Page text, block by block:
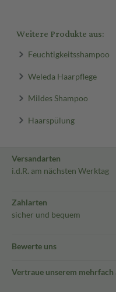
Weitere Produkte aus:
Feuchtigkeitsshampoo
Weleda Haarpflege
Mildes Shampoo
Haarspülung
Versandarten
i.d.R. am nächsten Werktag
Zahlarten
sicher und bequem
Bewerte uns
Vertraue unserem mehrfach